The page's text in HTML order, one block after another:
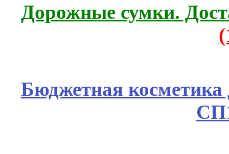
Дорожные сумки.
Бюджетная косметика